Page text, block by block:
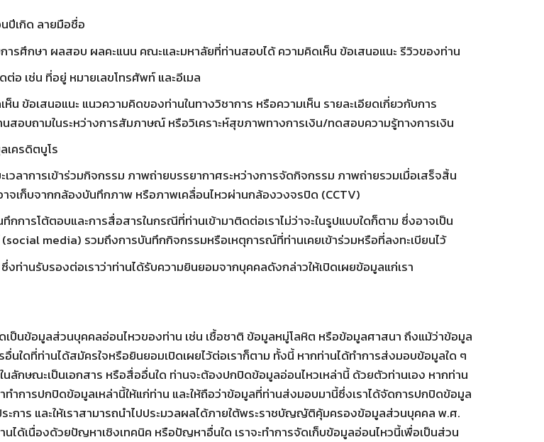
ปีเกิด ลายมือชื่อ
ารศึกษา ผลสอบ ผลคะแนน คณะและมหาลัยที่ท่านสอบได้ ความคิดเห็น ข้อเสนอแนะ รีวิวของท่าน
เช่น ที่อยู่ หมายเลขโทรศัพท์ และอีเมล
ข้อเสนอแนะ แนวความคิดของท่านในทางวิชาการ หรือความเห็น รายละเอียดเกี่ยวกับการ
สอบถามในระหว่างการสัมภาษณ์ หรือวิเคราะห์สุขภาพทางการเงิน/ทดสอบความรู้ทางการเงิน
ครดิตบูโร
ลาการเข้าร่วมกิจกรรม ภาพถ่ายบรรยากาศระหว่างการจัดกิจกรรม ภาพถ่ายรวมเมื่อเสร็จสิ้น
เก็บจากกล้องบันทึกภาพ หรือภาพเคลื่อนไหวผ่านกล้องวงจรปิด (CCTV)
การโต้ตอบและการสื่อสารในกรณีที่ท่านเข้ามาติดต่อเราไม่ว่าจะในรูปแบบใดก็ตาม ซึ่งอาจเป็น
media) รวมถึงการบันทึกกิจกรรมหรือเหตุการณ์ที่ท่านเคยเข้าร่วมหรือที่ลงทะเบียนไว้
านรับรองต่อเราว่าท่านได้รับความยินยอมจากบุคคลดังกล่าวให้เปิดเผยข้อมูลแก่เรา
เป็นข้อมูลส่วนบุคคลอ่อนไหวของท่าน เช่น เชื้อชาติ ข้อมูลหมู่โลหิต หรือข้อมูลศาสนา ถึงแม้ว่าข้อมูล
นใดที่ท่านได้สมัครใจหรือยินยอมเปิดเผยไว้ต่อเราก็ตาม ทั้งนี้ หากท่านได้ทำการส่งมอบข้อมูลใด ๆ
ลักษณะเป็นเอกสาร หรือสื่ออื่นใด ท่านจะต้องปกปิดข้อมูลอ่อนไหวเหล่านี้ ด้วยตัวท่านเอง หากท่าน
ำการปกปิดข้อมูลเหล่านี้ให้แก่ท่าน และให้ถือว่าข้อมูลที่ท่านส่งมอบมานี้ซึ่งเราได้จัดการปกปิดข้อมูล
การ และให้เราสามารถนำไปประมวลผลได้ภายใต้พระราชบัญญัติคุ้มครองข้อมูลส่วนบุคคล พ.ศ.
ด้เนื่องด้วยปัญหาเชิงเทคนิค หรือปัญหาอื่นใด เราจะทำการจัดเก็บข้อมูลอ่อนไหวนี้เพื่อเป็นส่วน